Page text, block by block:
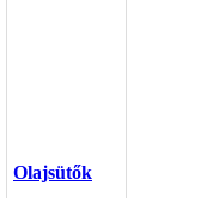
Olajsütők